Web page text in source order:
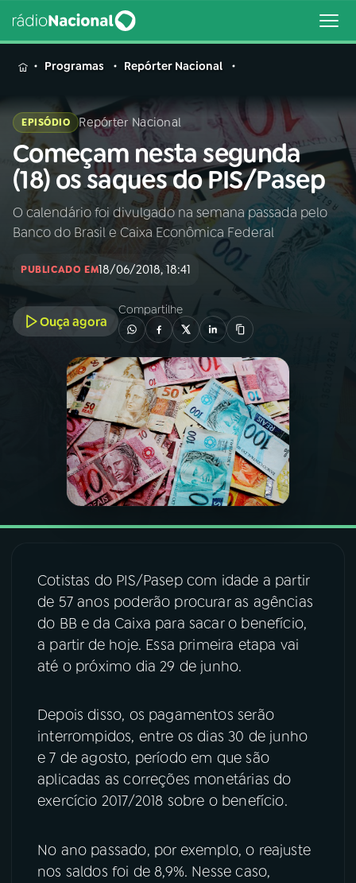
MENU
Buscar
na
Rádio
Nacional
Buscar
AO VIVO
PROGRAMAÇÃO
PROGRAMAS
PODCASTS
07ÚLTIMAS
08 FESTIVAL DE MÚSICA
ACOMPANHE A RÁDIO NACIONAL
YouTube Facebook
Instagram X
Programas Repórter Nacional
EPISÓDIO Repórter Nacional
Começam nesta segunda
(18) os saques do PIS/Pasep
O calendário foi divulgado na semana passada pelo
Banco do Brasil e Caixa Econômica Federal
PUBLICADO EM18/06/2018, 18:41
Ouça agora
Compartilhe
Cotistas do PIS/Pasep com idade a partir
de 57 anos poderão procurar as agências
do BB e da Caixa para sacar o benefício,
a partir de hoje. Essa primeira etapa vai
até o próximo dia 29 de junho.
Depois disso, os pagamentos serão
interrompidos, entre os dias 30 de junho
e 7 de agosto, período em que são
aplicadas as correções monetárias do
exercício 2017/2018 sobre o benefício.
No ano passado, por exemplo, o reajuste
nos saldos foi de 8,9%. Nesse caso,